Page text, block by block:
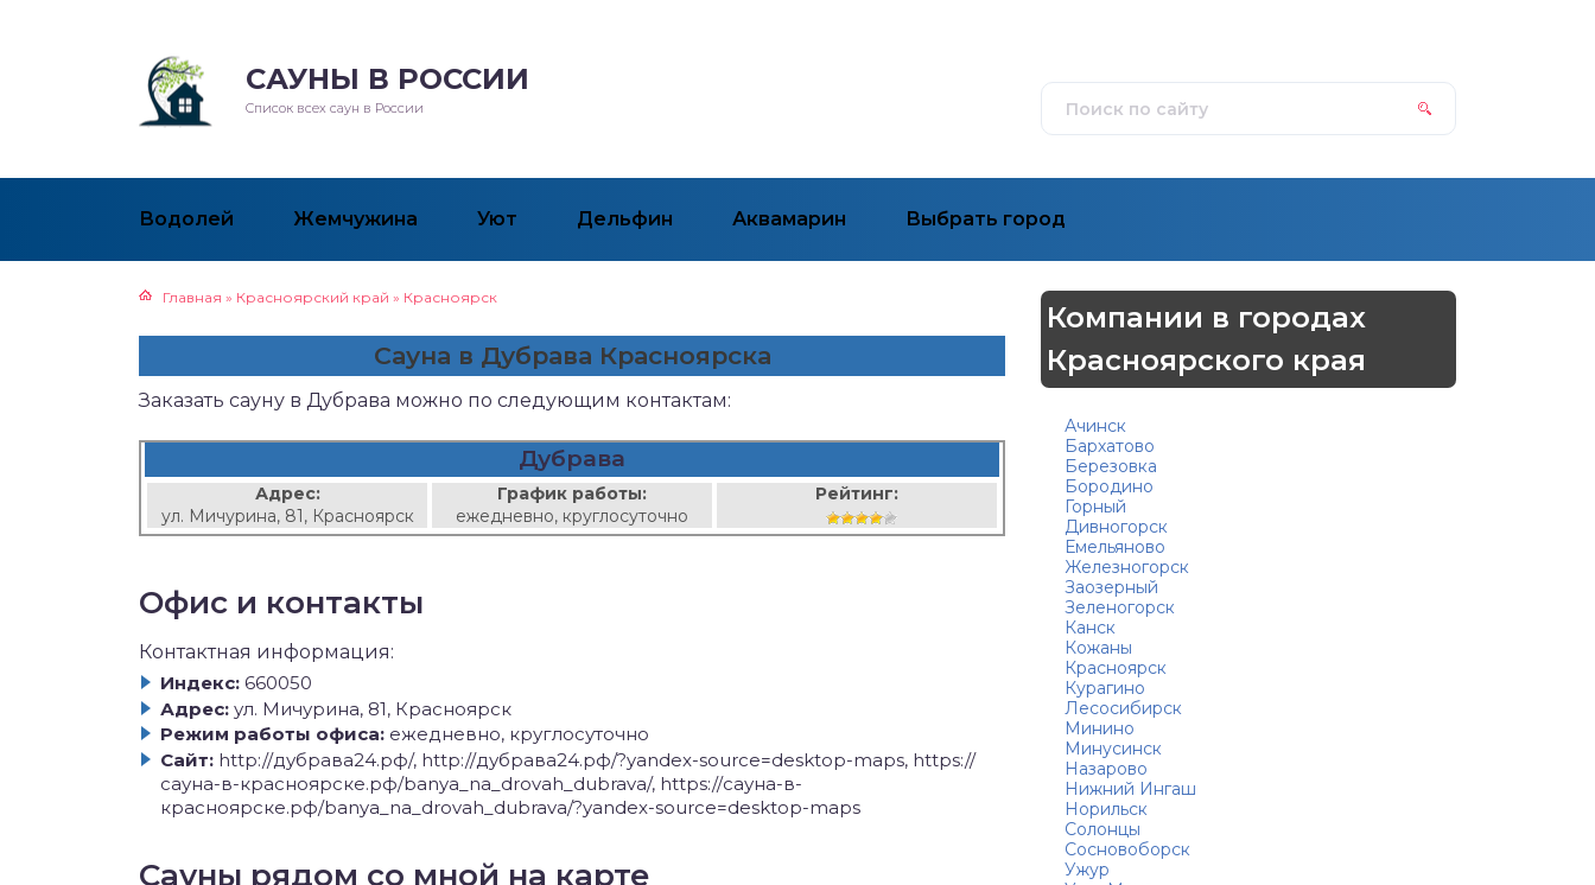
САУНЫ В РОССИИ
Список всех саун в России
Водолей Жемчужина Уют Дельфин Аквамарин Выбрать город
Главная » Красноярский край » Красноярск
Сауна в Дубрава Красноярска
Заказать сауну в Дубрава можно по следующим контактам:
Дубрава
Адрес:
ул. Мичурина, 81, Красноярск
График работы:
ежедневно, круглосуточно
Рейтинг:
Офис и контакты
Контактная информация:
Индекс: 660050
Адрес: ул. Мичурина, 81, Красноярск
Режим работы офиса: ежедневно, круглосуточно
Сайт: http://дубрава24.рф/, http://дубрава24.рф/?yandex-source=desktop-maps, https://
сауна-в-красноярске.рф/banya_na_drovah_dubrava/, https://сауна-в-
красноярске.рф/banya_na_drovah_dubrava/?yandex-source=desktop-maps
Сауны рядом со мной на карте
Компании в городах
Красноярского края
Ачинск
Бархатово
Березовка
Бородино
Горный
Дивногорск
Емельяново
Железногорск
Заозерный
Зеленогорск
Канск
Кожаны
Красноярск
Курагино
Лесосибирск
Минино
Минусинск
Назарово
Нижний Ингаш
Норильск
Солонцы
Сосновоборск
Ужур